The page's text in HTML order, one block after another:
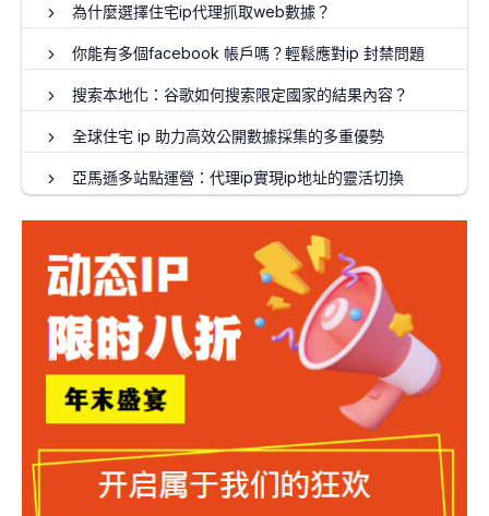
為什麼選擇住宅ip代理抓取web數據？
你能有多個facebook 帳戶嗎？輕鬆應對ip 封禁問題
搜索本地化：谷歌如何搜索限定國家的結果內容？
全球住宅 ip 助力高效公開數據採集的多重優勢
亞馬遜多站點運營：代理ip實現ip地址的靈活切換